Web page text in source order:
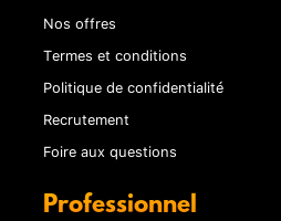
Nos offres
Termes et conditions
Politique de confidentialité
Recrutement
Foire aux questions
Professionnel